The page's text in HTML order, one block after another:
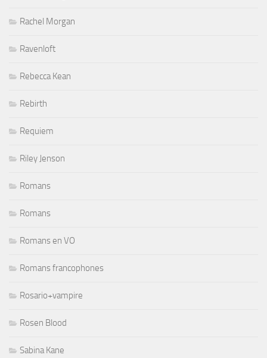
Rachel Morgan
Ravenloft
Rebecca Kean
Rebirth
Requiem
Riley Jenson
Romans
Romans
Romans en VO
Romans francophones
Rosario+vampire
Rosen Blood
Sabina Kane